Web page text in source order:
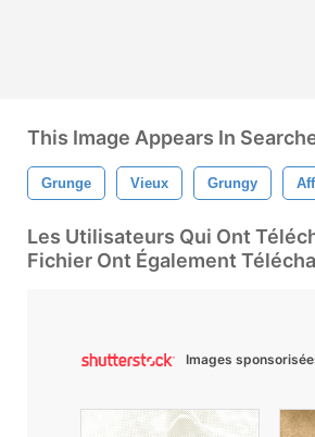
This Image Appears In
Grunge Vieux Grungy
Les Utilisateurs Qui Ont
Fichier Ont Également
Images